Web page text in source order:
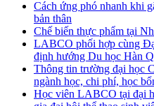
Cách ứng phó nhanh khi
bản thân
Chế biến thực phẩm tại
LABCO phối hợp cùng
định hướng Du học Hàn
Thông tin trường đại học
ngành học, chi phí, học
Học viên LABCO tại đại